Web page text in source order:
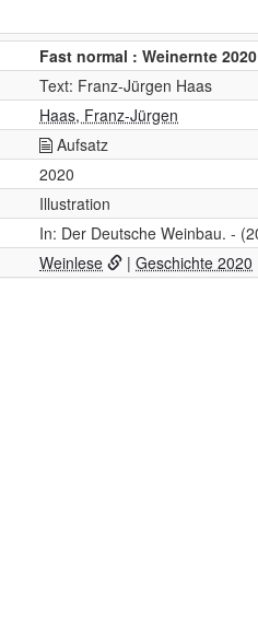
Fast normal : Weinernte 2020
Text: Franz-Jürgen Haas
Haas, Franz-Jürgen
Aufsatz
2020
Illustration
In: Der Deutsche Weinbau. -
Weinlese | Geschichte 2020